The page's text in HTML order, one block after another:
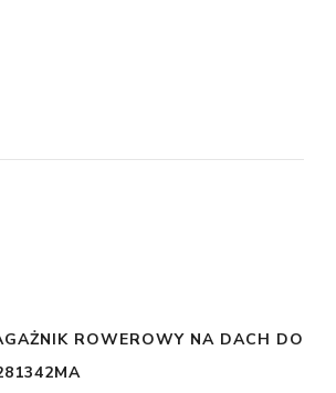
ROWEROWY NA DACH DO